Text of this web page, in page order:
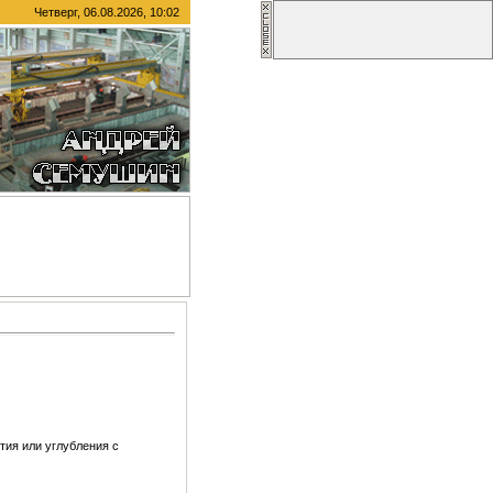
Четверг, 06.08.2026, 10:02
или углубления с